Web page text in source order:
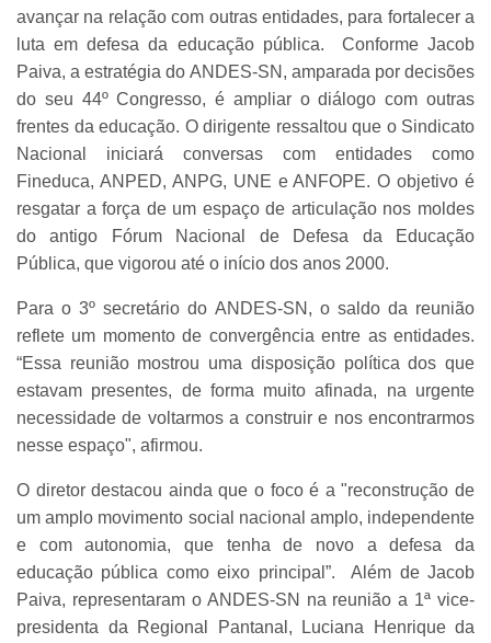
avançar na relação com outras entidades, para fortalecer a
luta em defesa da educação pública. Conforme Jacob
Paiva, a estratégia do ANDES-SN, amparada por decisões
do seu 44º Congresso, é ampliar o diálogo com outras
frentes da educação. O dirigente ressaltou que o Sindicato
Nacional iniciará conversas com entidades como
Fineduca, ANPED, ANPG, UNE e ANFOPE. O objetivo é
resgatar a força de um espaço de articulação nos moldes
do antigo Fórum Nacional de Defesa da Educação
Pública, que vigorou até o início dos anos 2000.
Para o 3º secretário do ANDES-SN, o saldo da reunião
reflete um momento de convergência entre as entidades.
“Essa reunião mostrou uma disposição política dos que
estavam presentes, de forma muito afinada, na urgente
necessidade de voltarmos a construir e nos encontrarmos
nesse espaço", afirmou.
O diretor destacou ainda que o foco é a "reconstrução de
um amplo movimento social nacional amplo, independente
e com autonomia, que tenha de novo a defesa da
educação pública como eixo principal”. Além de Jacob
Paiva, representaram o ANDES-SN na reunião a 1ª vice-
presidenta da Regional Pantanal, Luciana Henrique da